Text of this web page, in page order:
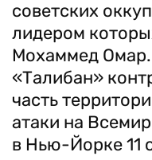
советских
лидером
Мохаммед Омар.
«Талибан»
часть
атаки на
в Нью-Йорке 11